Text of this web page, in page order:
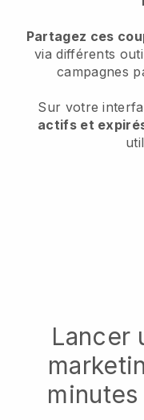
Partagez ces
via différents
campagnes
Sur votre
actifs et
Lancer